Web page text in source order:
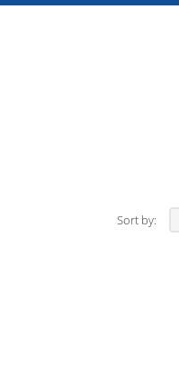
Sort by: